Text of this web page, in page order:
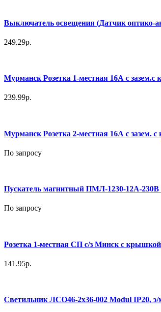
Выключатель освещения (Датчик оптико-
249.29р.
Мурманск Розетка 1-местная 16А с зазем.с
239.99р.
Мурманск Розетка 2-местная 16А с зазем.
По запросу
Пускатель магнитный ПМЛ-1230-12А-230В
По запросу
Розетка 1-местная СП с/з Минск с
141.95р.
Светильник ЛСО46-2х36-002 Modul IP20,